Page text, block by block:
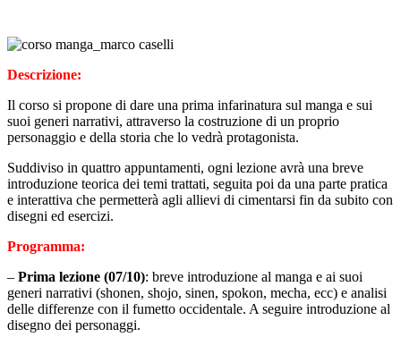
Descrizione:
Il corso si propone di dare una prima infarinatura sul manga e sui
suoi generi narrativi, attraverso la costruzione di un proprio
personaggio e della storia che lo vedrà protagonista.
Suddiviso in quattro appuntamenti, ogni lezione avrà una breve
introduzione teorica dei temi trattati, seguita poi da una parte pratica
e interattiva che permetterà agli allievi di cimentarsi fin da subito con
disegni ed esercizi.
Programma:
– Prima lezione (07/10): breve introduzione al manga e ai suoi
generi narrativi (shonen, shojo, sinen, spokon, mecha, ecc) e analisi
delle differenze con il fumetto occidentale. A seguire introduzione al
disegno dei personaggi.